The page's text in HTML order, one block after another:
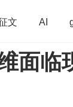
文 AI
学习方法
面临